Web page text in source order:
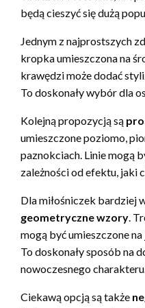
będą cieszyć się dużą
Jednym z najprostszych
kropka umieszczona na
krawędzi może dodać
To doskonały wybór dla
Kolejną propozycją są
umieszczone poziomo,
paznokciach. Linie mogą
zależności od efektu, jaki
Dla miłośniczek bardziej
geometryczne wzory .
mogą być umieszczone
To doskonały sposób na
nowoczesnego charakteru.
Ciekawą opcją są także